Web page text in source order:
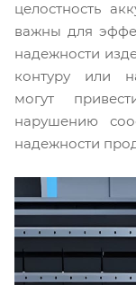
целостность
важны для
надежности
контуру или
могут
нарушению
надежности